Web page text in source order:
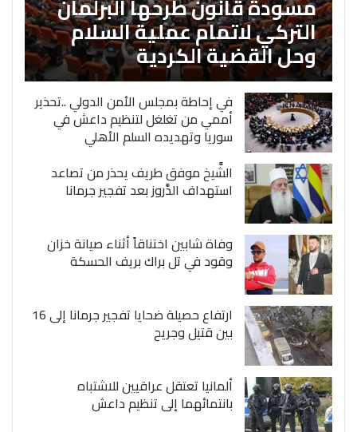
التركي لاتمام عملية السلام
وحل القضية الكردية
في إحاطة بمجلس الأمن الدولي ..تحذير
أممي من تغلغل لتنظيم داعش في
سوريا وتهديده السلم الأهلي
الشَّيخ موفق طريف يحذر من تصاعد
استهداف الدَّروز بعد تفجير جرمانا
وفاة شابين اختناقاً أثناء صيانة خزان
وقود في تل براك بريف الحسكة
ارتفاع حصيلة ضحايا تفجير جرمانا إلى 16
بين قتيل وجريح
ألمانيا تعتقل عراقيين للاشتباه
بانتمائهما إلى تنظيم داعش